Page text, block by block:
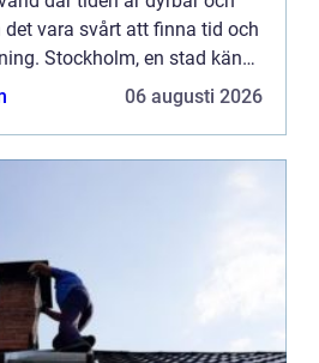
vara svårt att finna tid och
Stockholm, en stad känd
06 augusti 2026